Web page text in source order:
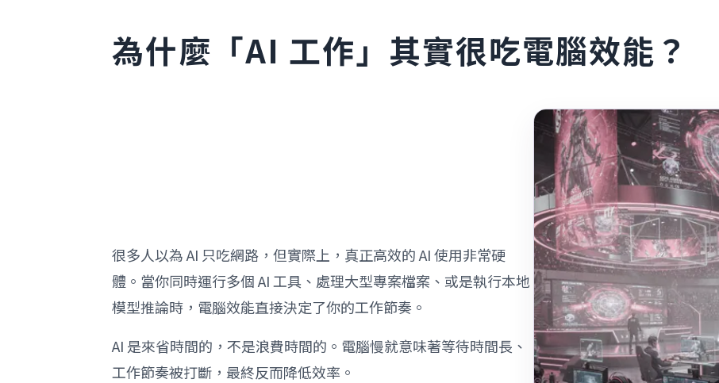
為什麼「AI 工作」其實很吃電腦效能？
很多人以為 AI 只吃網路，但實際上，真正高效的 AI 使用非常硬
體。當你同時運行多個 AI 工具、處理大型專案檔案、或是執行本地
模型推論時，電腦效能直接決定了你的工作節奏。
AI 是來省時間的，不是浪費時間的。電腦慢就意味著等待時間長、
工作節奏被打斷，最終反而降低效率。